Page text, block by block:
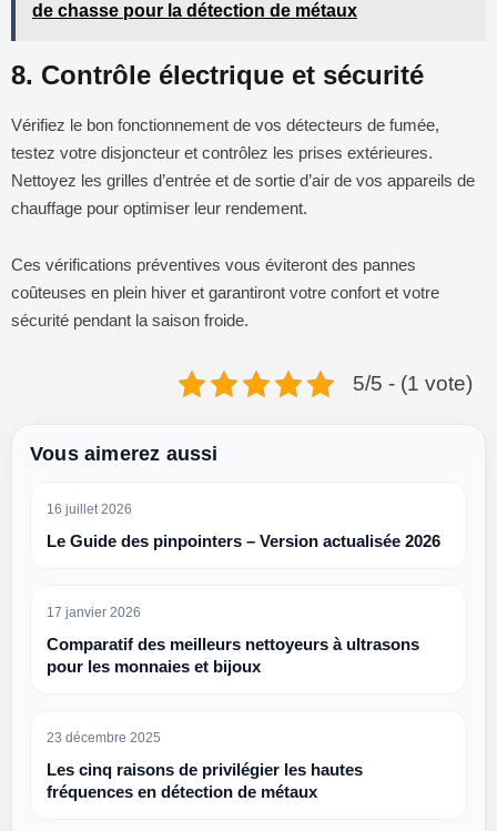
de chasse pour la détection de métaux
8. Contrôle électrique et sécurité
Vérifiez le bon fonctionnement de vos détecteurs de fumée,
testez votre disjoncteur et contrôlez les prises extérieures.
Nettoyez les grilles d’entrée et de sortie d’air de vos appareils de
chauffage pour optimiser leur rendement.
Ces vérifications préventives vous éviteront des pannes
coûteuses en plein hiver et garantiront votre confort et votre
sécurité pendant la saison froide.
5/5 - (1 vote)
Vous aimerez aussi
16 juillet 2026
Le Guide des pinpointers – Version actualisée 2026
17 janvier 2026
Comparatif des meilleurs nettoyeurs à ultrasons
pour les monnaies et bijoux
23 décembre 2025
Les cinq raisons de privilégier les hautes
fréquences en détection de métaux